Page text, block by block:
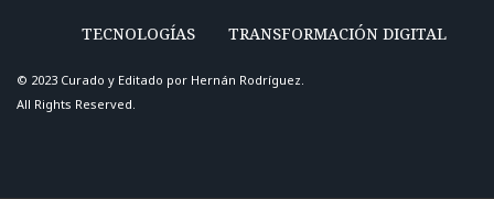
TECNOLOGÍAS TRANSFORMACIÓN DIGITAL
© 2023 Curado y Editado por Hernán Rodríguez.
All Rights Reserved.